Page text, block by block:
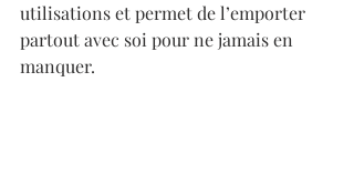
utilisations et permet de l’emporter
partout avec soi pour ne jamais en
manquer.